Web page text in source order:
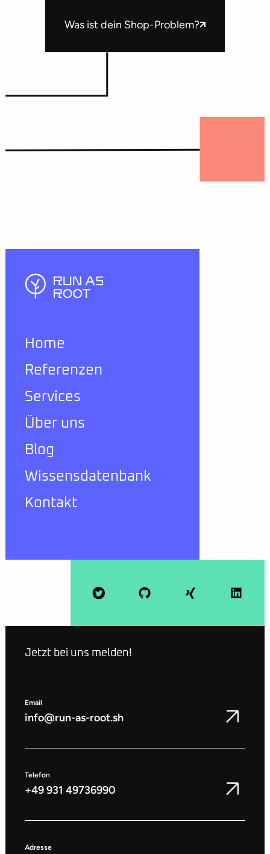
Was ist dein Shop-Problem?
Home
Referenzen
Services
Über uns
Blog
Wissensdatenbank
Kontakt
Jetzt bei uns melden!
Email
info@run-as-root.sh
Telefon
+49 931 49736990
Adresse